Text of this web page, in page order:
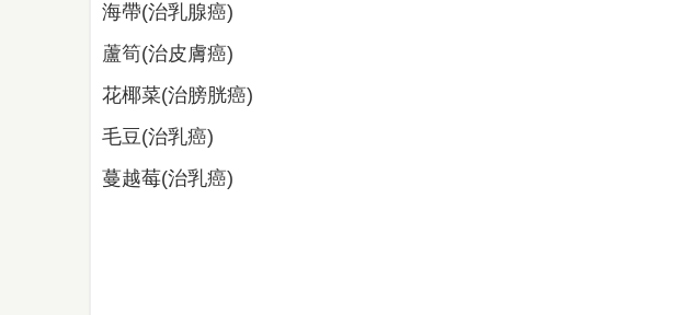
海帶(治乳腺癌)
蘆筍(治皮膚癌)
花椰菜(治膀胱癌)
毛豆(治乳癌)
蔓越莓(治乳癌)